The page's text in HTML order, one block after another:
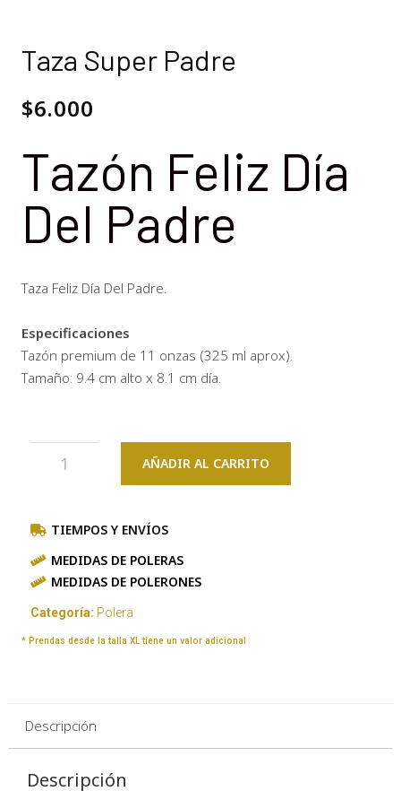
Taza Super Padre
$6.000
Tazón Feliz Día
Del Padre
Taza Feliz Día Del Padre.
Especificaciones
Tazón premium de 11 onzas (325 ml aprox).
Tamaño: 9.4 cm alto x 8.1 cm día.
AÑADIR AL CARRITO
TIEMPOS Y ENVÍOS
MEDIDAS DE POLERAS
MEDIDAS DE POLERONES
Categoría: Polera
* Prendas desde la talla XL tiene un valor adicional
Descripción
Descripción